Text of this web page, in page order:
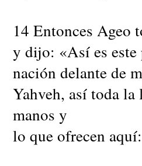
14 Entonces Ageo
y dijo: «Así es este
nación delante de
Yahveh, así toda la
manos y
lo que ofrecen